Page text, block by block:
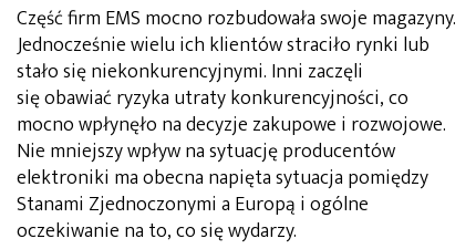
Część firm EMS mocno rozbudowała swoje magazyny.
Jednocześnie wielu ich klientów straciło rynki lub
stało się niekonkurencyjnymi. Inni zaczęli
się obawiać ryzyka utraty konkurencyjności, co
mocno wpłynęło na decyzje zakupowe i rozwojowe.
Nie mniejszy wpływ na sytuację producentów
elektroniki ma obecna napięta sytuacja pomiędzy
Stanami Zjednoczonymi a Europą i ogólne
oczekiwanie na to, co się wydarzy.